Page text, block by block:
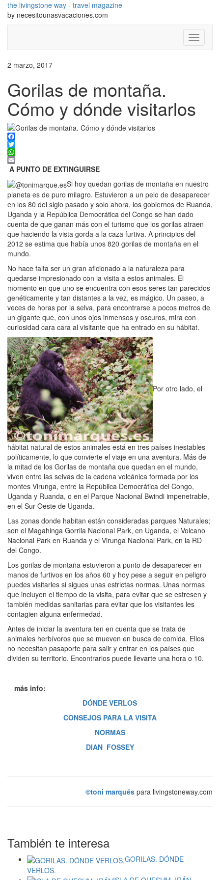
the livingstone way - travel magazine
by necesitounasvacaciones.com
Cambiar
modo
2 marzo, 2017
Gorilas de montaña.
Cómo y dónde visitarlos
Facebook
Twitter
WhatsApp
Email
A PUNTO DE EXTINGUIRSE
Si hoy quedan gorilas de montaña en nuestro
planeta es de puro milagro. Estuvieron a un pelo de desaparecer
en los 80 del siglo pasado y solo ahora, los gobiernos de Ruanda,
Uganda y la República Democrática del Congo se han dado
cuenta de que ganan más con el turismo que los gorilas atraen
que haciendo la vista gorda a la caza furtiva. A principios del
2012 se estima que había unos 820 gorilas de montaña en el
mundo.
No hace falta ser un gran aficionado a la naturaleza para
quedarse impresionado con la visita a estos animales. El
momento en que uno se encuentra con esos seres tan parecidos
genéticamente y tan distantes a la vez, es mágico. Un paseo, a
veces de horas por la selva, para encontrarse a pocos metros de
un gigante que, con unos ojos inmensos y oscuros, mira con
curiosidad cara cara al visitante que ha entrado en su hábitat.
Por otro lado, el
hábitat natural de estos animales está en tres países inestables
políticamente, lo que convierte el viaje en una aventura. Más de
la mitad de los Gorilas de montaña que quedan en el mundo,
viven entre las selvas de la cadena volcánica formada por los
montes Virunga, entre la República Democrática del Congo,
Uganda y Ruanda, o en el Parque Nacional Bwindi impenetrable,
en el Sur Oeste de Uganda.
Las zonas donde habitan están consideradas parques Naturales;
son el Magahinga Gorrila Nacional Park, en Uganda, el Volcano
Nacional Park en Ruanda y el Virunga Nacional Park, en la RD
del Congo.
Los gorilas de montaña estuvieron a punto de desaparecer en
manos de furtivos en los años 60 y hoy pese a seguir en peligro
puedes visitarles si sigues unas estrictas normas. Unas normas
que incluyen el tiempo de la visita, para evitar que se estresen y
también medidas sanitarias para evitar que los visitantes les
contagien alguna enfermedad.
Antes de iniciar la aventura ten en cuenta que se trata de
animales herbívoros que se mueven en busca de comida. Ellos
no necesitan pasaporte para salir y entrar en los países que
dividen su territorio. Encontrarlos puede llevarte una hora o 10.
más info:
DÓNDE VERLOS
CONSEJOS PARA LA VISITA
NORMAS
DIAN– FOSSEY
©toni marqués para livingstoneway.com
También te interesa
GORILAS. DÓNDE
VERLOS.